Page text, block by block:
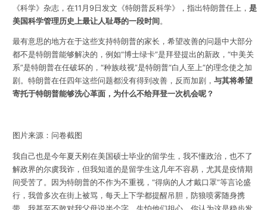
《科学》杂志，在11月9日发文《特朗普反科学》，指出特朗普任上， 是
美国科学管理历史上最让人耻辱的一段时间。
最有意思的地方在于这些支持特朗普的家长，希望改善的问题中大部分
都不是特朗普能够解决的，例如“博士绿卡”是拜登提出的新政，“中美关
系”是特朗普在任破坏的，“种族歧视”是特朗普“白人至上”的理念使之加
剧。特朗普在任四年这些问题都没有得到改善，反而加剧， 与其将希望
寄托于特朗普能够洗心革面，为什么不给拜登一次机会呢？
图片来源：问卷截图
我自己也是今年夏天刚在美国硕士毕业的留学生，我不懂政治，也不了
解政界的尔虞我诈，但我知道的是留学生这几年不容易，尤其是疫情期
间受苦了。因为特朗普的不作为不重视，“得病的人才戴口罩”等言论盛
行，我曾多次在街上被骂，每天上下学都提醒吊胆，防狼喷雾随身携